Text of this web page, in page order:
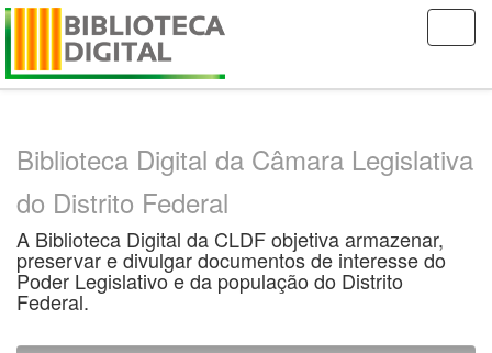
Skip
Biblioteca Digital da Câmara Legislativa
do Distrito Federal
A Biblioteca Digital da CLDF objetiva armazenar,
preservar e divulgar documentos de interesse do
Poder Legislativo e da população do Distrito
Federal.